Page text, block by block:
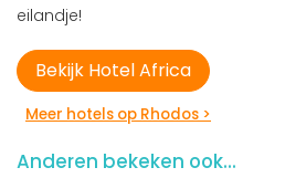
eilandje!
Bekijk Hotel Africa
Meer hotels op Rhodos >
Anderen bekeken ook...